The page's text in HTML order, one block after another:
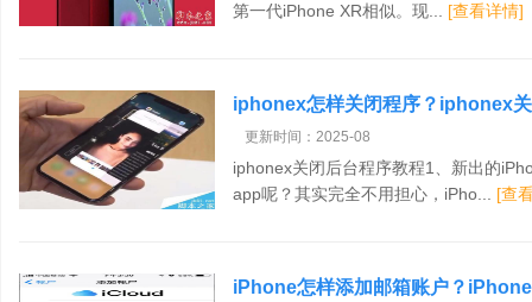
第一代iPhone XR相似。现... [查看详情]
iphonex怎样关闭程序？iphonex
更新时间：2025-08
iphonex关闭后台程序教程1、新出的
app呢？其实完全不用担心，iPho... [查
iPhone怎样添加邮箱账户？